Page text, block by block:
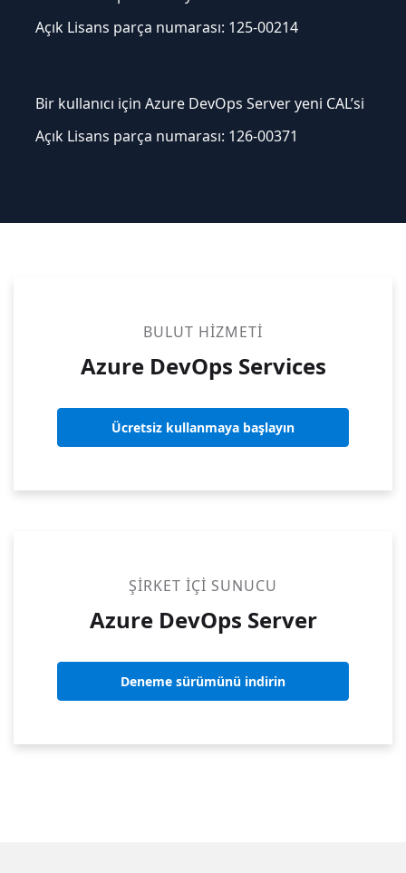
Açık Lisans parça numarası: 125-00214
Bir kullanıcı için Azure DevOps Server yeni CAL’si
Açık Lisans parça numarası: 126-00371
BULUT HIZMETI
Azure DevOps Services
Ücretsiz kullanmaya başlayın
ŞIRKET IÇI SUNUCU
Azure DevOps Server
Deneme sürümünü indirin